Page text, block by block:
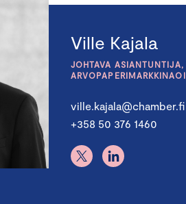
Ville Kajala
JOHTAVA
ville.kajala@chamber.fi
+358 50 376 1460